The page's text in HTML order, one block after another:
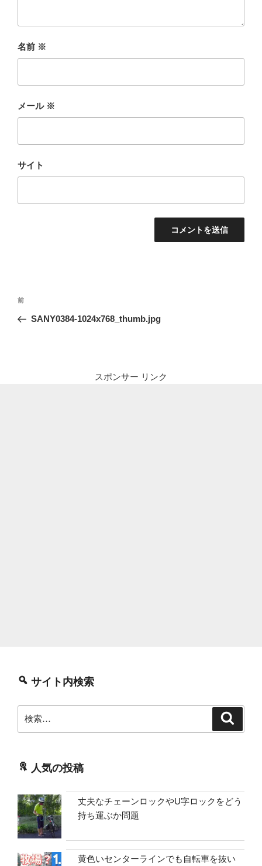
名前 ※
メール ※
サイト
投
ナ
前
の
前
SANY0384-1024x768_thumb.jpg
スポンサー リンク
サイト内検索
索:
人気の投稿
丈夫なチェーンロックやU字ロックをどう
持ち運ぶか問題
黄色いセンターラインでも自転車を抜い